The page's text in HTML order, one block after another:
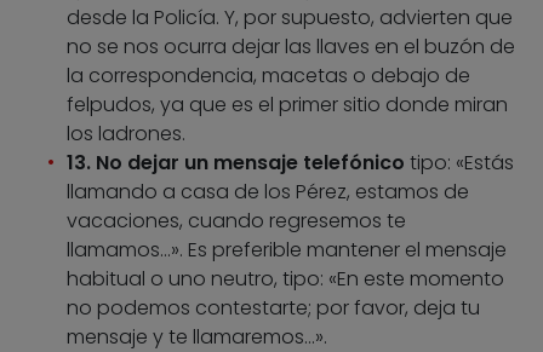
desde la Policía. Y, por supuesto, advierten que
no se nos ocurra dejar las llaves en el buzón de
la correspondencia, macetas o debajo de
felpudos, ya que es el primer sitio donde miran
los ladrones.
13. No dejar un mensaje telefónico tipo: «Estás
llamando a casa de los Pérez, estamos de
vacaciones, cuando regresemos te
llamamos…». Es preferible mantener el mensaje
habitual o uno neutro, tipo: «En este momento
no podemos contestarte; por favor, deja tu
mensaje y te llamaremos…».